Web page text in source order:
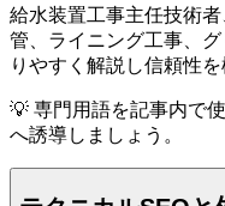
給水装置工事主任技術
管、ライニング工事、
りやすく解説し信頼性を
💡 専門用語を記事内で
へ誘導しましょう。